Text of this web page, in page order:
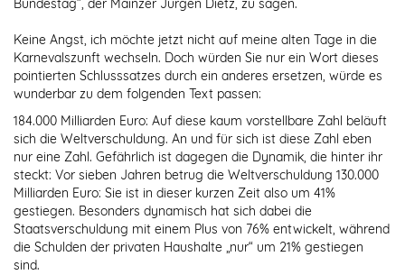
Bundestag”, der Mainzer Jürgen Dietz, zu sagen.
Keine Angst, ich möchte jetzt nicht auf meine alten Tage in die
Karnevalszunft wechseln. Doch würden Sie nur ein Wort dieses
pointierten Schlusssatzes durch ein anderes ersetzen, würde es
wunderbar zu dem folgenden Text passen:
184.000 Milliarden Euro: Auf diese kaum vorstellbare Zahl beläuft
sich die Weltverschuldung. An und für sich ist diese Zahl eben
nur eine Zahl. Gefährlich ist dagegen die Dynamik, die hinter ihr
steckt: Vor sieben Jahren betrug die Weltverschuldung 130.000
Milliarden Euro: Sie ist in dieser kurzen Zeit also um 41%
gestiegen. Besonders dynamisch hat sich dabei die
Staatsverschuldung mit einem Plus von 76% entwickelt, während
die Schulden der privaten Haushalte „nur“ um 21% gestiegen
sind.